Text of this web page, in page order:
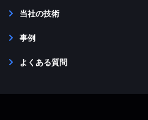
当社の技術
事例
よくある質問